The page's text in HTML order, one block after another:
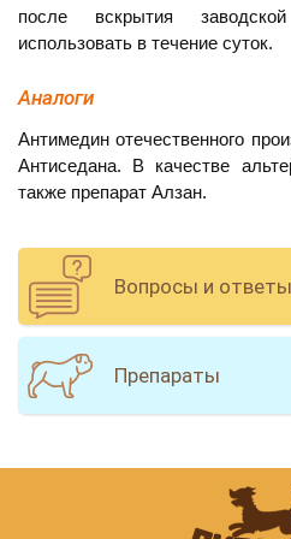
после вскрытия
использовать в течение суток.
Аналоги
Антимедин отечественного
Антиседана. В качестве
также препарат Алзан.
Вопросы и ответы
Препараты